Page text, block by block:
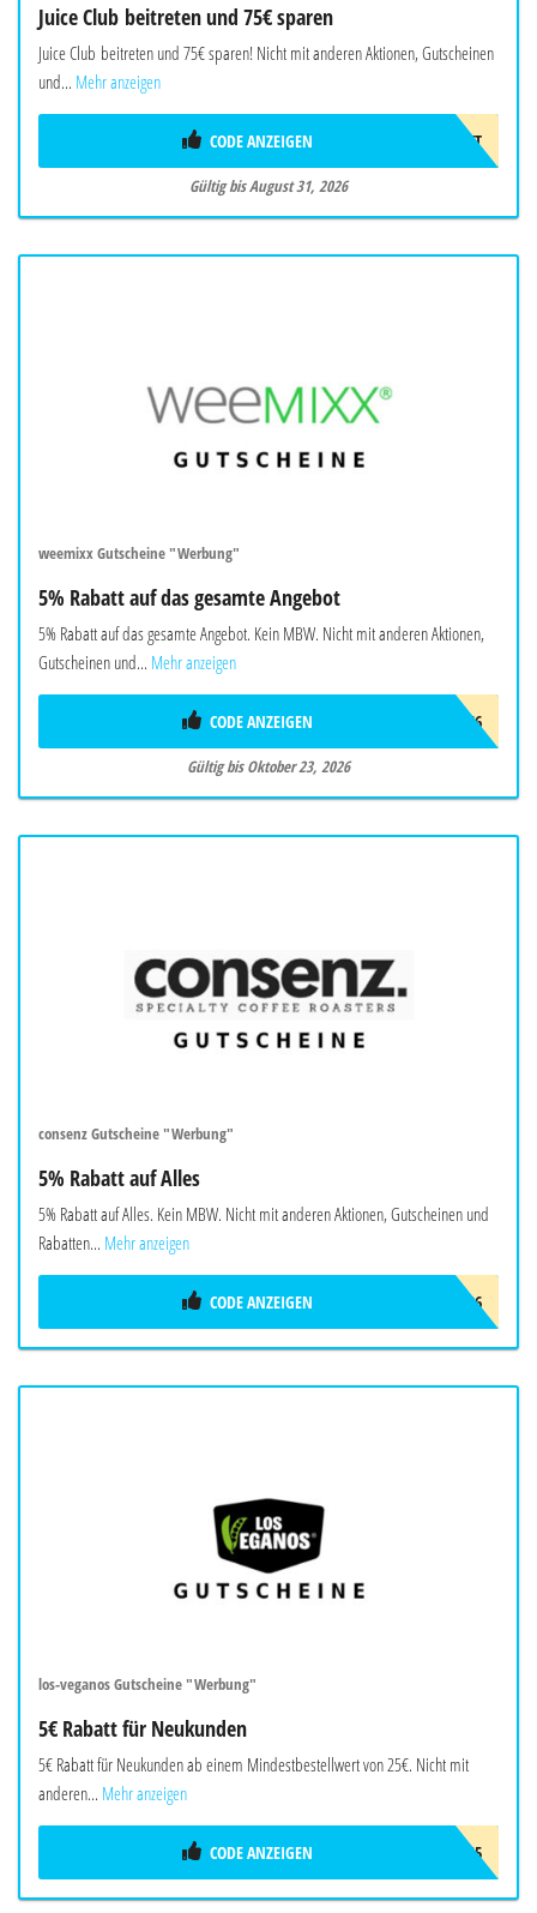
Juice Club beitreten und 75€ sparen
Juice Club beitreten und 75€ sparen! Nicht mit anderen Aktionen, Gutscheinen
und... Mehr anzeigen
75€RABATT
CODE ANZEIGEN
Gültig bis August 31, 2026
weemixx Gutscheine "Werbung"
5% Rabatt auf das gesamte Angebot
5% Rabatt auf das gesamte Angebot. Kein MBW. Nicht mit anderen Aktionen,
Gutscheinen und... Mehr anzeigen
ADC9966
CODE ANZEIGEN
Gültig bis Oktober 23, 2026
consenz Gutscheine "Werbung"
5% Rabatt auf Alles
5% Rabatt auf Alles. Kein MBW. Nicht mit anderen Aktionen, Gutscheinen und
Rabatten... Mehr anzeigen
CONSENZ_SOMMER_2026
CODE ANZEIGEN
los-veganos Gutscheine "Werbung"
5€ Rabatt für Neukunden
5€ Rabatt für Neukunden ab einem Mindestbestellwert von 25€. Nicht mit
anderen... Mehr anzeigen
LOS5
CODE ANZEIGEN